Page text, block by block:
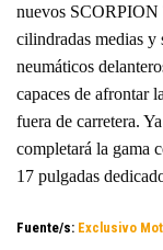
nuevos SCORPION
cilindradas medias y
neumáticos
capaces de afrontar
fuera de carretera.
completará la gama
17 pulgadas
Fuente/s: Exclusivo